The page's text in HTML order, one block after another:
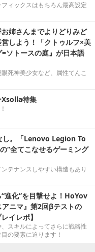
ィックスはもちろん最高設定
姉さんまでよりどりみど
しよう！「クトゥルフ×美
ソトースの庭』が日本語
死神美少女など、属性てんこ
Xsolla特集
し。「Lenovo Legion To
“全てこなせるゲーミング
テナンスしやすい構造もあり
進化”を目撃せよ！HoYov
ニマ』第2回βテストの
イレポ】
スキルによってさらに戦略性
の要素に迫ります！